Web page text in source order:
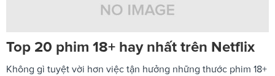
Top 20 phim 18+ hay nhất trên Netflix
Không gì tuyệt vời hơn việc tận hưởng những thước phim 18+